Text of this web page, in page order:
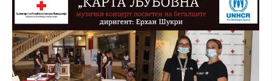
СОЦИЈАЛНО ХУМАНИТАРНА ДЕЈНОСТ
КАКО ДА ДОНИРАТЕ
ПОДГОТВЕНОСТ И ДЕЈСТВО ПРИ КАТАСТРОФИ
ТИМОВИ НА ООЦК